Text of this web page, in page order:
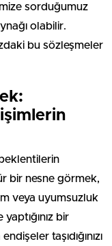
sorduğumuz
olabilir.
bu sözleşmeler
bir nesne görmek,
veya uyumsuzluk
bir
taşıdığınızı